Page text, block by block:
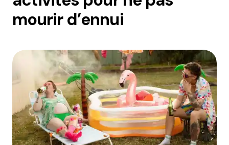
mourir d’ennui